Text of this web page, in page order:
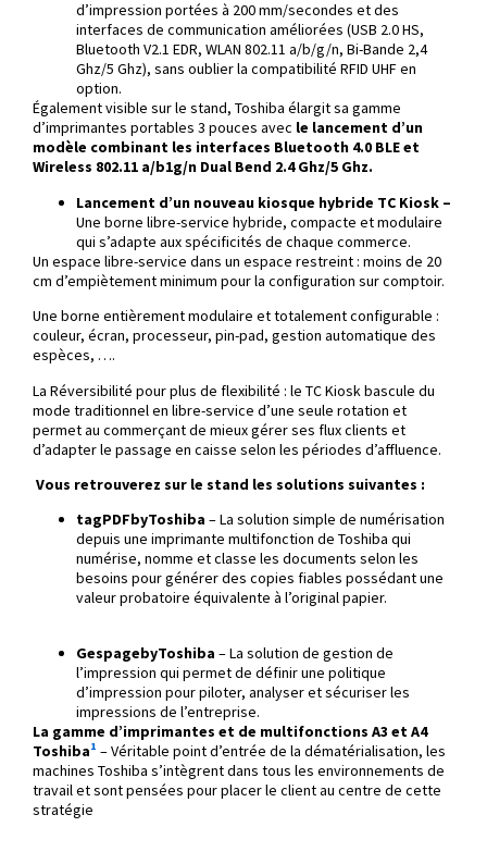
d’impression portées à 200 mm/secondes et des
interfaces de communication améliorées (USB 2.0 HS,
Bluetooth V2.1 EDR, WLAN 802.11 a/b/g/n, Bi-Bande 2,4
Ghz/5 Ghz), sans oublier la compatibilité RFID UHF en
option.
Également visible sur le stand, Toshiba élargit sa gamme
d’imprimantes portables 3 pouces avec le lancement d’un
modèle combinant les interfaces Bluetooth 4.0 BLE et
Wireless 802.11 a/b1g/n Dual Bend 2.4 Ghz/5 Ghz.
Lancement d’un nouveau kiosque hybride TC Kiosk –
Une borne libre-service hybride, compacte et modulaire
qui s’adapte aux spécificités de chaque commerce.
Un espace libre-service dans un espace restreint : moins de 20
cm d’empiètement minimum pour la configuration sur comptoir.
Une borne entièrement modulaire et totalement configurable :
couleur, écran, processeur, pin-pad, gestion automatique des
espèces, ….
La Réversibilité pour plus de flexibilité : le TC Kiosk bascule du
mode traditionnel en libre-service d’une seule rotation et
permet au commerçant de mieux gérer ses flux clients et
d’adapter le passage en caisse selon les périodes d’affluence.
Vous retrouverez sur le stand les solutions suivantes :
tagPDFbyToshiba – La solution simple de numérisation
depuis une imprimante multifonction de Toshiba qui
numérise, nomme et classe les documents selon les
besoins pour générer des copies fiables possédant une
valeur probatoire équivalente à l’original papier.
GespagebyToshiba – La solution de gestion de
l’impression qui permet de définir une politique
d’impression pour piloter, analyser et sécuriser les
impressions de l’entreprise.
La gamme d’imprimantes et de multifonctions A3 et A4
Toshiba1 – Véritable point d’entrée de la dématérialisation, les
machines Toshiba s’intègrent dans tous les environnements de
travail et sont pensées pour placer le client au centre de cette
stratégie